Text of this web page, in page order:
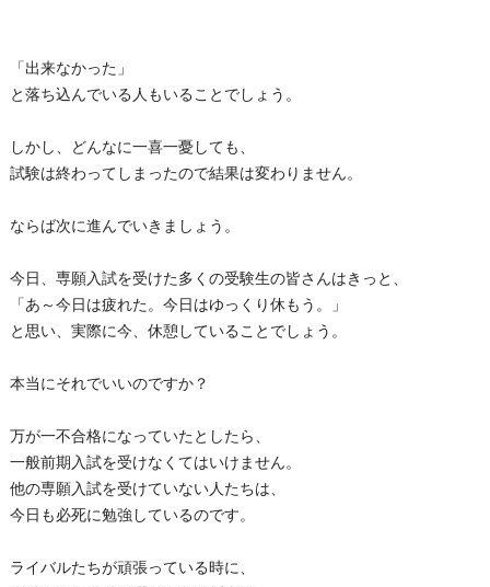
「出来なかった」
と落ち込んでいる人もいることでしょう。
しかし、どんなに一喜一憂しても、
試験は終わってしまったので結果は変わりません。
ならば次に進んでいきましょう。
今日、専願入試を受けた多くの受験生の皆さんはきっと、
「あ～今日は疲れた。今日はゆっくり休もう。」
と思い、実際に今、休憩していることでしょう。
本当にそれでいいのですか？
万が一不合格になっていたとしたら、
一般前期入試を受けなくてはいけません。
他の専願入試を受けていない人たちは、
今日も必死に勉強しているのです。
ライバルたちが頑張っている時に、